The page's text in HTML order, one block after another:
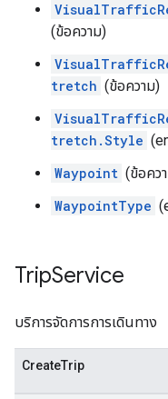
(ข้อความ)
tretch (ข้อความ)
tretch.Style
Waypoint (ข้อคว
WaypointType
TripService
บริการจัดการการเดินทาง
CreateTrip